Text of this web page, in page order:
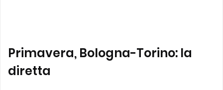
Primavera, Bologna-Torino: la
diretta